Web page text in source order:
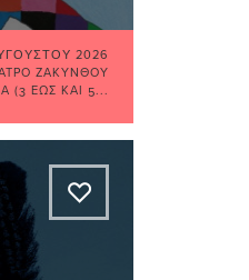
2026
ΖΑΚΎΝΘΟΥ
(3 ΈΩΣ ΚΑΙ 5...
A